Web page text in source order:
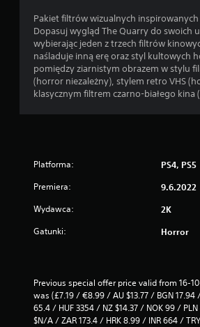
Pakiet filtrów wizualnych
Dopasuj wygląd The Quarry do swoich
wybierając jeden z trzech filtrów
naśladuje inną erę oraz styl kultowych
pomiędzy ziarnistym obrazem w stylu
(horror niezależny), stylem retro VHS
klasycznym filtrem czarno-białego kina
Platforma: PS4, PS5
Premiera: 9.6.2022
Wydawca: 2K
Gatunki: Horror
Previous special offer price valid from 16-
was (£7.19 / €8.99 / AU $13.77 / BGN 17.94
65.4 / HUF 3354 / NZ $14.37 / NOK 99 /
$N/A / ZAR 173.4 / HRK 8.99 / INR 664 /